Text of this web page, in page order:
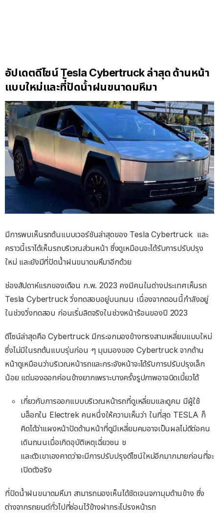
อัปเดตดีไซน์ Tesla Cybertruck ล่าสุด ด้านหน้า
แบบใหม่และที่ัปัดน้ำฝนขนาดมหึมา
มีการพบเห็นรถต้นแบบเวอร์ชันล่าสุดของ Tesla Cybertruck และ
คราวนี้เราได้เห็นรถบริเวณส่วนหน้า ซึ่งดูเหมือนจะได้รับการปรับปรุง
ใหม่ และยังมีที่ปัดน้ำฝนขนาดมหึมาอีกด้วย
ช่องสัปดาห์แรกของเดือน ก.พ. 2023 คงมีคนในต่างประเทศเห็นรถ
Tesla Cybertruck วิ่งทดสอบอยู่บนถนน เนื่องจากตอนนี้กำลังอยู่
ในช่วงวิ่งทดสอบ ก่อนเริ่มลิตจริงในช่วงหน้าร้อนของปี 2023
ดีไซน์ล่าสุดคือ Cybertruck มีกระจกมองข้างทรงสามเหลี่ยมแบบใหม่
ซึ่งไม่มีในรถต้นแบบรุ่นก่อน ๆ มุมมองของ Cybertruck จากด้าน
หน้าดูเหมือนว่าบริเวณหน้ารถและกระจังหน้าจะได้รับการปรับปรุงเล็ก
น้อย แต่มองออกค่อนข้างยากเพราะบางครั้งรูปภาพอาจบิดเบี้ยวได้
เกี่ยวกับการออกแบบบริเวณหน้ารถที่ดูเหลี่ยมและดูคม มีผู้ใช้
บล็อกใน Electrek คนหนึ่งให้ความเห็นว่า ในที่สุด TESLA ก็
คิดได้ว่าแผงหน้าปัดด้านหน้าที่ดูมีเหลี่ยมคมอาจเป็นผลไม่ดีต่อคน
เดินถนนเมื่อเกิดอุบัติเหตุเฉี่ยวชน ช
และตัวเขาเองคาดว่าจะมีการปรับปรุงดีไซน์ใหม่อีกมากมายก่อนที่จะ
เปิดตัวจริง
ที่ปัดน้ำฝนขนาดมหึมา สามารถมองเห็นได้ชัดเจนจกามุมด้านข้าง ซึ่ง
ต่างจากรถยนต์ทั่วไปที่ซ่อนไว้ข้างฝากระโปรงหน้ารถ